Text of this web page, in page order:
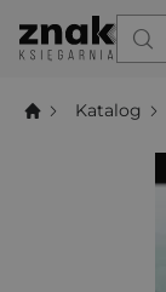
Katalog